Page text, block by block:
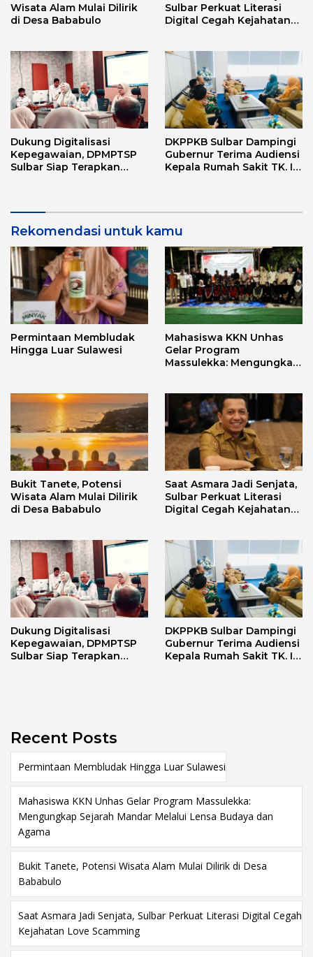
Wisata Alam Mulai Dilirik
di Desa Bababulo
Sulbar Perkuat Literasi
Digital Cegah Kejahatan
Dukung Digitalisasi
Kepegawaian, DPMPTSP
Sulbar Siap Terapkan
DKPPKB Sulbar Dampingi
Gubernur Terima Audiensi
Kepala Rumah Sakit TK. III
Rekomendasi untuk kamu
Permintaan Membludak
Hingga Luar Sulawesi
Mahasiswa KKN Unhas
Gelar Program
Massulekka: Mengungkap
Bukit Tanete, Potensi
Wisata Alam Mulai Dilirik
di Desa Bababulo
Saat Asmara Jadi Senjata,
Sulbar Perkuat Literasi
Digital Cegah Kejahatan
Dukung Digitalisasi
Kepegawaian, DPMPTSP
Sulbar Siap Terapkan
DKPPKB Sulbar Dampingi
Gubernur Terima Audiensi
Kepala Rumah Sakit TK. III
Recent Posts
Permintaan Membludak Hingga Luar Sulawesi
Mahasiswa KKN Unhas Gelar Program Massulekka:
Mengungkap Sejarah Mandar Melalui Lensa Budaya dan
Agama
Bukit Tanete, Potensi Wisata Alam Mulai Dilirik di Desa
Bababulo
Saat Asmara Jadi Senjata, Sulbar Perkuat Literasi Digital Cegah
Kejahatan Love Scamming